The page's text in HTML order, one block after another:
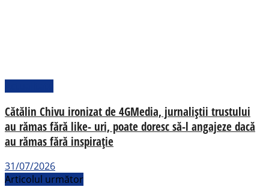
Cătălin Chivu ironizat de 4GMedia, jurnaliștii trustului
au rămas fără like- uri, poate doresc să-l angajeze dacă
au rămas fără inspirație
31/07/2026
Articolul următor